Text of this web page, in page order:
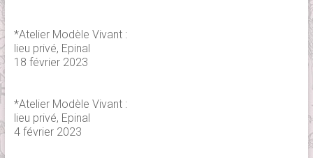
*Atelier Modèle Vivant :
lieu privé, Epinal
18 février 2023
*Atelier Modèle Vivant :
lieu privé, Epinal
4 février 2023